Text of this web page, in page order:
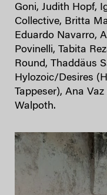
Goni, Judith Hopf,
Collective, Britta
Eduardo Navarro,
Povinelli, Tabita
Round, Thaddäus
Hylozoic/Desires
Tappeser), Ana
Walpoth.